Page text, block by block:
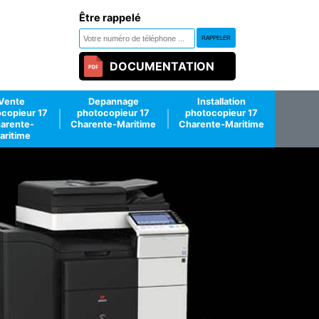
Être rappelé
DOCUMENTATION
17
Depannage
photocopieur 17
Charente-Maritime
Installation
photocopieur 17
Charente-Maritime